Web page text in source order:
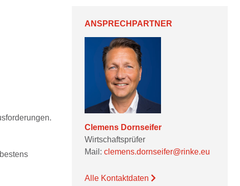
ANSPRECHPARTNER
Clemens Dornseifer
Wirtschaftsprüfer
Mail: clemens.dornseifer@rinke.eu
Alle Kontaktdaten